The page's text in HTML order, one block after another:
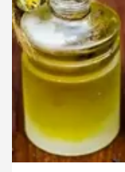
19.10.2025 Sağlık